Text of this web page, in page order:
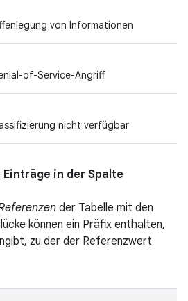
von Informationen
of-Service-Angriff
nicht verfügbar
in der Spalte
der Tabelle mit den
können ein Präfix enthalten,
zu der der Referenzwert